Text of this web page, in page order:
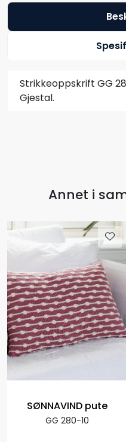
Strikkeoppskrift GG
Gjestal.
Annet i
SØNNAVIND pute
GG 280-10